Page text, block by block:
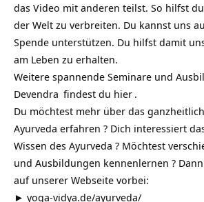
das Video mit anderen teilst. So hilfst
der Welt zu verbreiten. Du kannst uns
Spende unterstützen. Du hilfst damit
am Leben zu erhalten.
Weitere spannende Seminare und
Devendra findest du hier .
Du möchtest mehr über das
Ayurveda erfahren ? Dich interessiert
Wissen des Ayurveda ? Möchtest
und Ausbildungen kennenlernen ?
auf unserer Webseite vorbei:
► yoga-vidya.de/ayurveda/